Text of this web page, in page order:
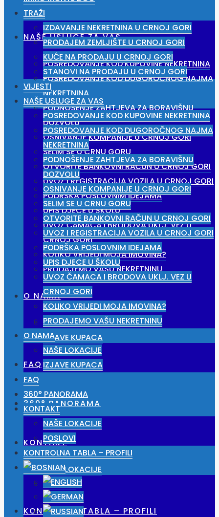
NAŠE USLUGE ZA VAS
POSREDOVANJE KOD KUPOVINE NEKRETNINA
POSREDOVANJE KOD DUGOROČNOG NAJMA
NEKRETNINA
PODNOŠENJE ZAHTJEVA ZA BORAVIŠNU
DOZVOLU
OSNIVANJE KOMPANIJE U CRNOJ GORI
SELIM SE U CRNU GORU
OTVORITE BANKOVNI RAČUN U CRNOJ GORI
UVOZ I REGISTRACIJA VOZILA U CRNOJ GORI
PODRŠKA POSLOVNIM IDEJAMA
UPIS DJECE U ŠKOLU
UVOZ ČAMACA I BRODOVA UKLJ. VEZ U
CRNOJ GORI
KOLIKO VRIJEDI MOJA IMOVINA?
PRODAJEMO VAŠU NEKRETNINU
O NAMA
NAŠE LOKACIJE
IZJAVE KUPACA
FAQ
360° PANORAMA
KONTAKT
NAŠE LOKACIJE
POSLOVI
KONTROLNA TABLA – PROFILI
TRAŽI
IZDAVANJE NEKRETNINA U CRNOJ GORI
PRODAJEM ZEMLJIŠTE U CRNOJ GORI
KUĆE NA PRODAJU U CRNOJ GORI
STANOVI NA PRODAJU U CRNOJ GORI
VIJESTI
NAŠE USLUGE ZA VAS
POSREDOVANJE KOD KUPOVINE NEKRETNINA
POSREDOVANJE KOD DUGOROČNOG NAJMA
NEKRETNINA
PODNOŠENJE ZAHTJEVA ZA BORAVIŠNU
DOZVOLU
OSNIVANJE KOMPANIJE U CRNOJ GORI
SELIM SE U CRNU GORU
OTVORITE BANKOVNI RAČUN U CRNOJ GORI
UVOZ I REGISTRACIJA VOZILA U CRNOJ GORI
PODRŠKA POSLOVNIM IDEJAMA
UPIS DJECE U ŠKOLU
UVOZ ČAMACA I BRODOVA UKLJ. VEZ U
CRNOJ GORI
KOLIKO VRIJEDI MOJA IMOVINA?
PRODAJEMO VAŠU NEKRETNINU
O NAMA
NAŠE LOKACIJE
IZJAVE KUPACA
FAQ
360° PANORAMA
KONTAKT
NAŠE LOKACIJE
POSLOVI
KONTROLNA TABLA – PROFILI